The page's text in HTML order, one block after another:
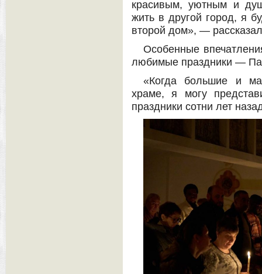
красивым, уютным и
жить в другой город, я
второй дом», —
Особенные
любимые праздники —
«Когда большие и
храме, я могу
праздники сотни лет